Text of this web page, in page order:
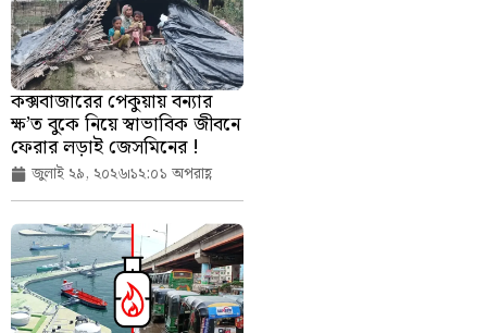
কক্সবাজারের পেকুয়ায় বন্যার
ক্ষ’ত বুকে নিয়ে স্বাভাবিক জীবনে
ফেরার লড়াই জেসমিনের !
জুলাই ২৯, ২০২৬১২:০১ অপরাহ্ণ